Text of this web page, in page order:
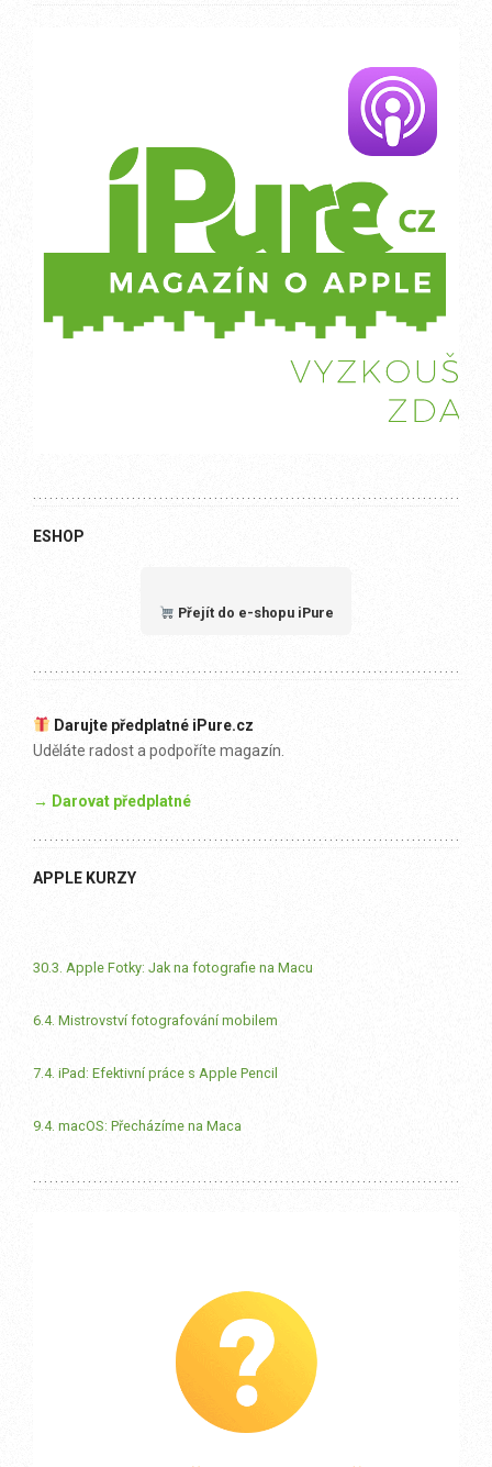
ESHOP
Přejít do e-shopu iPure
Darujte předplatné iPure.cz
Uděláte radost a podpoříte magazín.
→ Darovat předplatné
APPLE KURZY
30.3. Apple Fotky: Jak na fotografie na Macu
6.4. Mistrovství fotografování mobilem
7.4. iPad: Efektivní práce s Apple Pencil
9.4. macOS: Přecházíme na Maca